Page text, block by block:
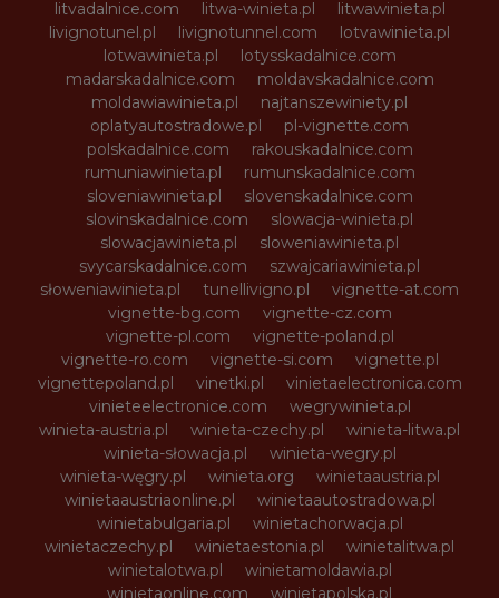
litvadalnice.com
litwa-winieta.pl
litwawinieta.pl
livignotunel.pl
livignotunnel.com
lotvawinieta.pl
lotwawinieta.pl
lotysskadalnice.com
madarskadalnice.com
moldavskadalnice.com
moldawiawinieta.pl
najtanszewiniety.pl
oplatyautostradowe.pl
pl-vignette.com
polskadalnice.com
rakouskadalnice.com
rumuniawinieta.pl
rumunskadalnice.com
sloveniawinieta.pl
slovenskadalnice.com
slovinskadalnice.com
slowacja-winieta.pl
slowacjawinieta.pl
sloweniawinieta.pl
svycarskadalnice.com
szwajcariawinieta.pl
słoweniawinieta.pl
tunellivigno.pl
vignette-at.com
vignette-bg.com
vignette-cz.com
vignette-pl.com
vignette-poland.pl
vignette-ro.com
vignette-si.com
vignette.pl
vignettepoland.pl
vinetki.pl
vinietaelectronica.com
vinieteelectronice.com
wegrywinieta.pl
winieta-austria.pl
winieta-czechy.pl
winieta-litwa.pl
winieta-słowacja.pl
winieta-wegry.pl
winieta-węgry.pl
winieta.org
winietaaustria.pl
winietaaustriaonline.pl
winietaautostradowa.pl
winietabulgaria.pl
winietachorwacja.pl
winietaczechy.pl
winietaestonia.pl
winietalitwa.pl
winietalotwa.pl
winietamoldawia.pl
winietaonline.com
winietapolska.pl